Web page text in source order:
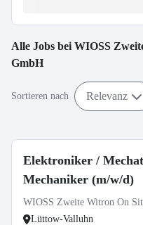
Alle Jobs bei WIOSS
GmbH
Sortieren nach Relevanz
Elektroniker /
Mechaniker (m/w/d)
WIOSS Zweite Witron On
Lüttow-Valluhn